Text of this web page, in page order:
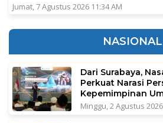
Jumat, 7 Agustus 2026 11:34 AM
NASIONAL
Dari Surabaya,
Perkuat Narasi
Kepemimpinan
Minggu, 2 Agustus